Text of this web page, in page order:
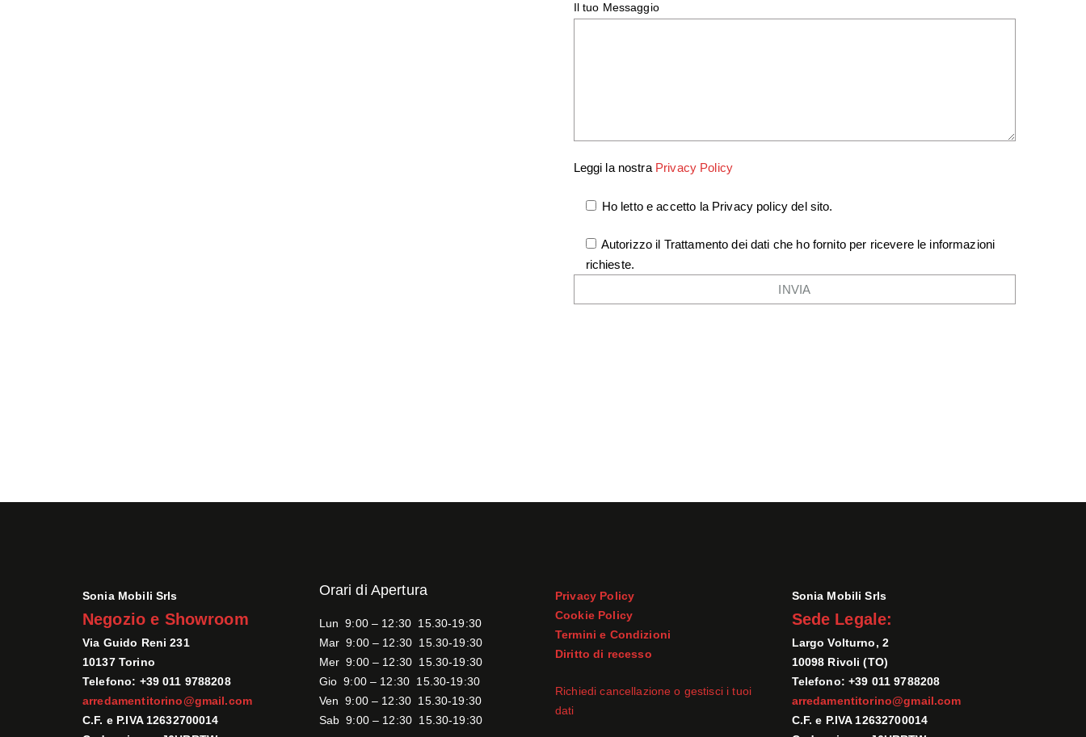
Il tuo Messaggio
Leggi la nostra Privacy Policy
Ho letto e accetto la Privacy policy del sito.
Autorizzo il Trattamento dei dati che ho fornito per ricevere le informazioni
richieste.
Sonia Mobili Srls
Negozio e Showroom
Via Guido Reni 231
10137 Torino
Telefono: +39 011 9788208
arredamentitorino@gmail.com
C.F. e P.IVA 12632700014
Orari di Apertura
Lun 9:00 – 12:30 15.30-19:30
Mar 9:00 – 12:30 15.30-19:30
Mer 9:00 – 12:30 15.30-19:30
Gio 9:00 – 12:30 15.30-19:30
Ven 9:00 – 12:30 15.30-19:30
Sab 9:00 – 12:30 15.30-19:30
Privacy Policy
Cookie Policy
Termini e Condizioni
Diritto di recesso
Richiedi cancellazione o gestisci i tuoi
dati
Sonia Mobili Srls
Sede Legale:
Largo Volturno, 2
10098 Rivoli (TO)
Telefono: +39 011 9788208
arredamentitorino@gmail.com
C.F. e P.IVA 12632700014